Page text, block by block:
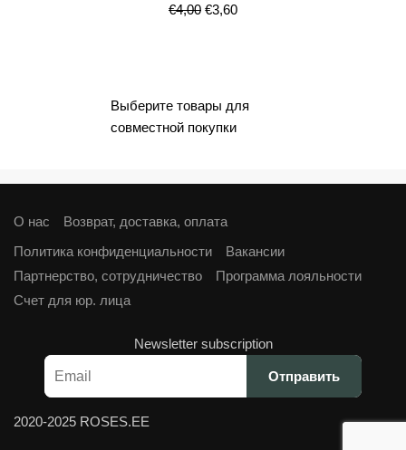
€4,00 Первоначальная
€3,60Текущая
Выберите товары для
совместной покупки
О нас
Возврат, доставка, оплата
Политика конфиденциальности
Вакансии
Партнерство, сотрудничество
Программа лояльности
Cчет для юр. лица
Newsletter subscription
2020-2025 ROSES.EE